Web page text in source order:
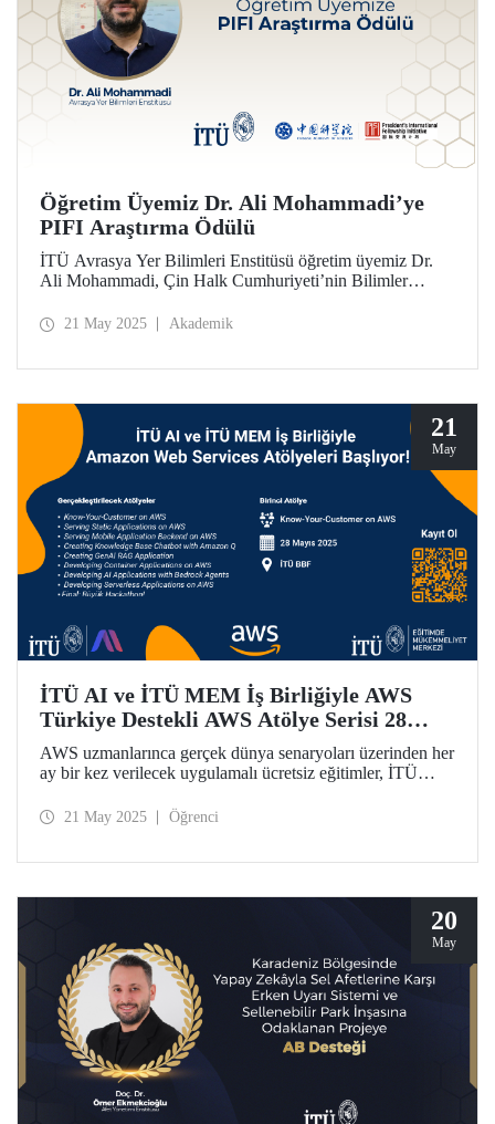
Öğretim Üyemiz Dr. Ali Mohammadi’ye
PIFI Araştırma Ödülü
İTÜ Avrasya Yer Bilimleri Enstitüsü öğretim üyemiz Dr.
Ali Mohammadi, Çin Halk Cumhuriyeti’nin Bilimler
Sciences (CAS) President's International Fellowship
21 May 2025 Akademik
21
May
İTÜ AI ve İTÜ MEM İş Birliğiyle AWS
Türkiye Destekli AWS Atölye Serisi 28
Mayıs'ta Başlıyor!
AWS uzmanlarınca gerçek dünya senaryoları üzerinden her
ay bir kez verilecek uygulamalı ücretsiz eğitimler, İTÜ
21 May 2025 Öğrenci
20
May